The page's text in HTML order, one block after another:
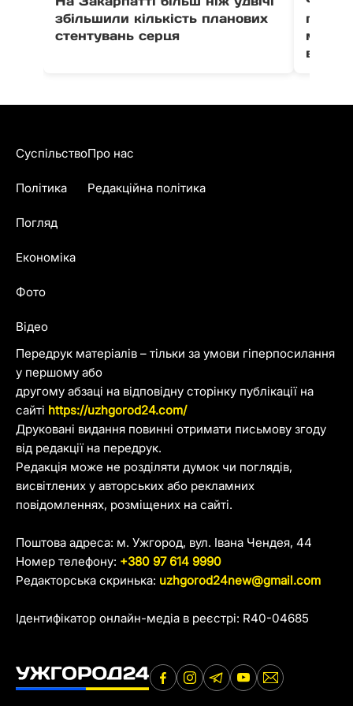
збільшили кількість планових
стентувань серця
води
Передрук матеріалів – тільки за умови гіперпосилання
у першому або
другому абзаці на відповідну сторінку публікації на
сайті https://uzhgorod24.com/
Друковані видання повинні отримати письмову згоду
від редакції на передрук.
Редакція може не розділяти думок чи поглядів,
висвітлених у авторських або рекламних
повідомленнях, розміщених на сайті.
Поштова адреса: м. Ужгород, вул. Івана Чендея, 44
Номер телефону: +380 97 614 9990
Редакторська скринька: uzhgorod24new@gmail.com
Ідентифікатор онлайн-медіа в реєстрі: R40-04685
Суспільство
Політика
Погляд
Економіка
Фото
Відео
Про нас
Редакційна політика